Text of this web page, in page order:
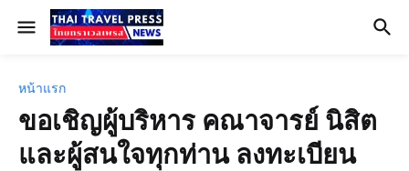
หน้าแรก
ขอเชิญผู้บริหาร คณาจารย์ นิสิต
และผู้สนใจทุกท่าน ลงทะเบียน